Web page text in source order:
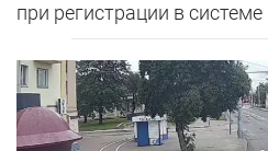
при регистрации в системе